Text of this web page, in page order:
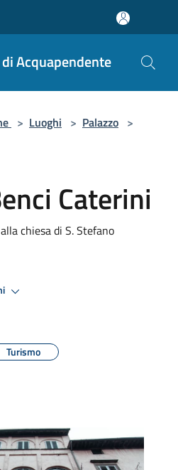
Acquapendente
> Luoghi > Palazzo >
Caterini
chiesa di S. Stefano
Turismo